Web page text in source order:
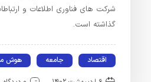
گذاشته است.
اقتصاد جامعه هوش